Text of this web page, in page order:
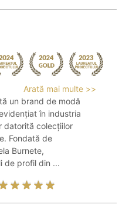
Arată mai multe >>
un brand de modă
în industria
datorită colecțiilor
Fondată de
Burnete,
de profil din ...